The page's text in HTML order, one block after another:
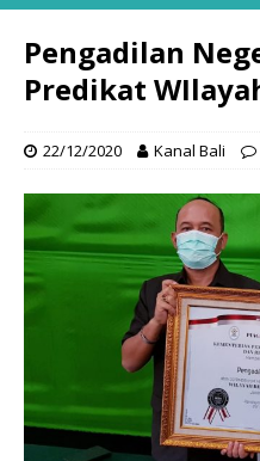
Pengadilan
Predikat
22/12/2020 Kanal Bali